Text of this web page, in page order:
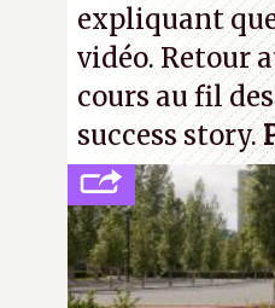
expliquant
vidéo. Retour
cours au fil
success story.